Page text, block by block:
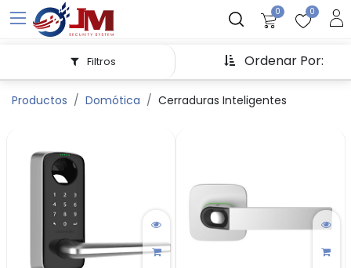
0 0
Ordenar Por:
Filtros
Productos Domótica Cerraduras Inteligentes